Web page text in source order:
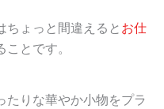
ちょっと間違えると お仕
とです。
たりな華やか小物をプラ